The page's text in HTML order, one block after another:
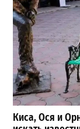
Киса, Ося и